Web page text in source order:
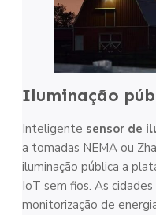
Iluminação
Inteligente sensor de
a tomadas NEMA ou
iluminação pública a
IoT sem fios. As
monitorização de